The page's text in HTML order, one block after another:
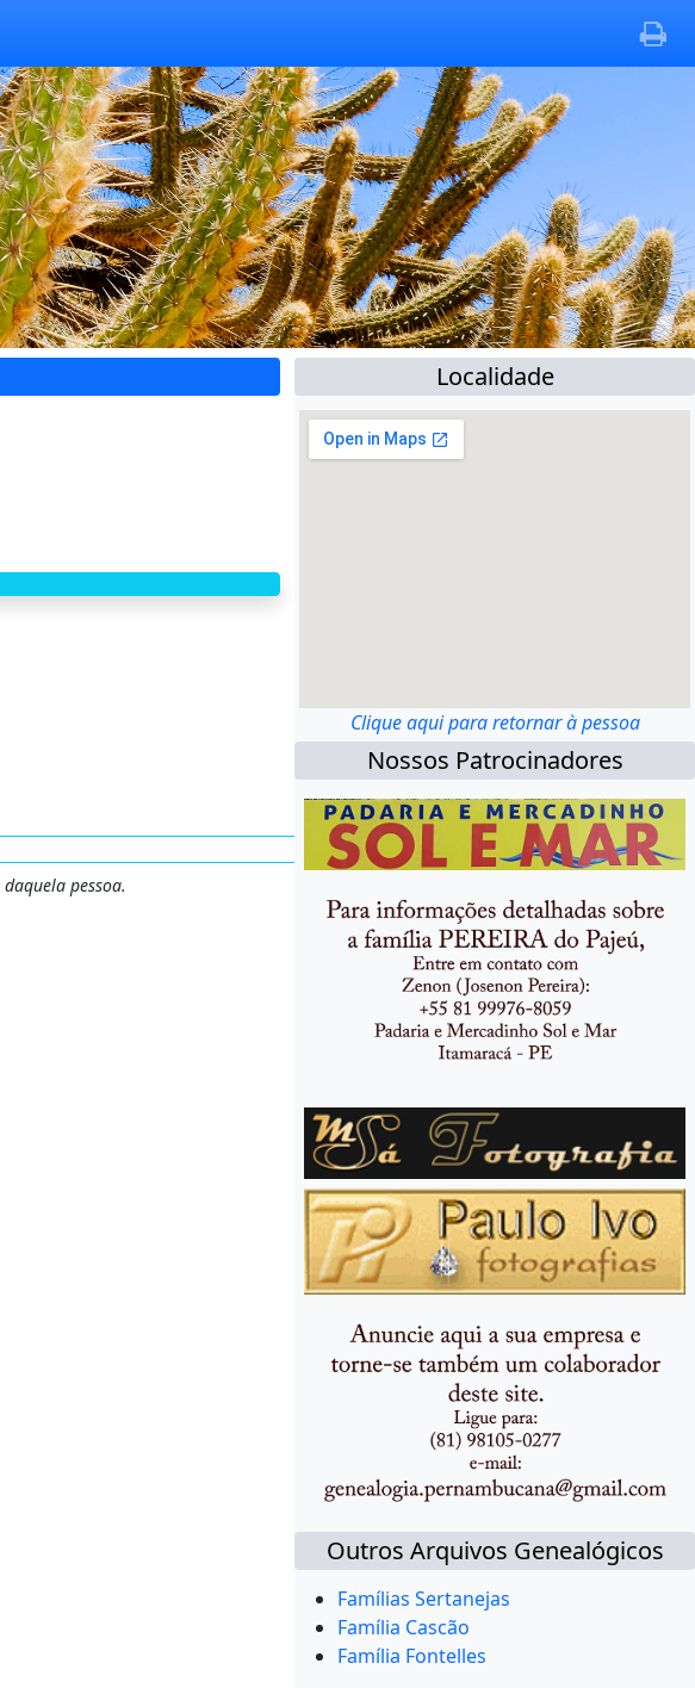
pessoa.
Localidade
Clique aqui para retornar à pessoa
Nossos Patrocinadores
Outros Arquivos Genealógicos
Famílias Sertanejas
Família Cascão
Família Fontelles